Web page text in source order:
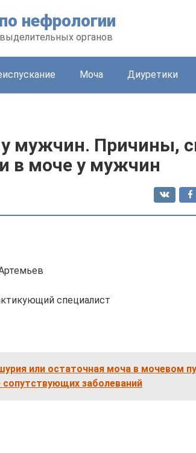
нефрологии
органов
Моча Диуретики
у мужчин. Причины,
в моче у мужчин
специалист
или остаточная моча в мочевом
сопутствующих заболеваний